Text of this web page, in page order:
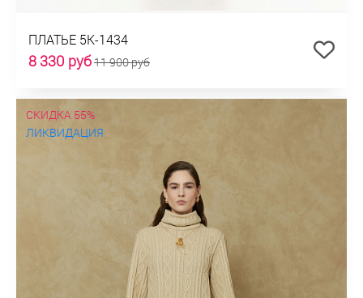
ПЛАТЬЕ 5К-1434
8 330 руб11 900 руб
СКИДКА 55%
ЛИКВИДАЦИЯ